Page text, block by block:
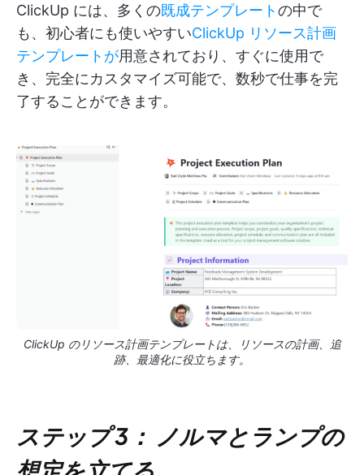
ClickUp には、多くの既成テンプレートの中で
も、初心者にも使いやすいClickUp リソース計画
テンプレートが用意されており、すぐに使用で
き、完全にカスタマイズ可能で、数秒で仕事を完
了することができます。
ClickUp のリソース計画テンプレートは、リソースの計画、追
跡、最適化に役立ちます。
ステップ 3： ノルマとランプの